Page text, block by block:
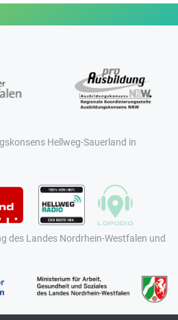
Hellweg-Sauerland in
des Landes Nordrhein-Westfalen und